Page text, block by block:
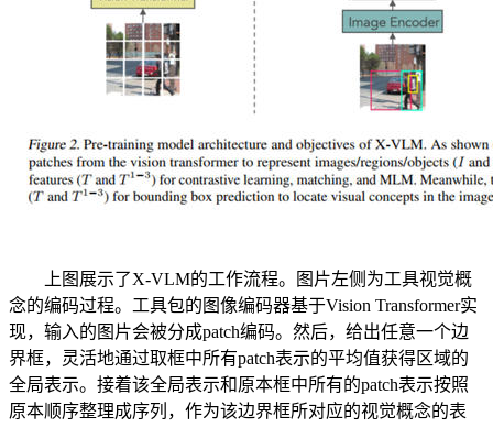
上图展示了X-VLM的工作流程。图片左侧为工具视觉概
念的编码过程。工具包的图像编码器基于Vision Transformer实
现，输入的图片会被分成patch编码。然后，给出任意一个边
界框，灵活地通过取框中所有patch表示的平均值获得区域的
全局表示。接着该全局表示和原本框中所有的patch表示按照
原本顺序整理成序列，作为该边界框所对应的视觉概念的表